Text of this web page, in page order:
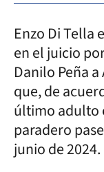
Enzo Di Tella
en el juicio
Danilo Peña
que, de
último adulto
paradero
junio de 2024.